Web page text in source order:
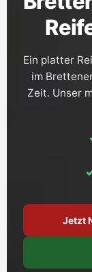
Ein platter
im
Zeit. Unser
Jetzt